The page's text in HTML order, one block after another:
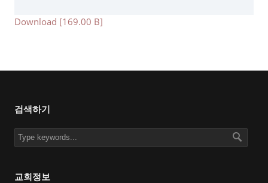
Download [169.00 B]
검색하기
교회정보